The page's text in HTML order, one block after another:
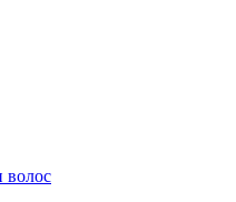
волос